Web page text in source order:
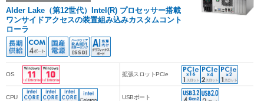
Alder Lake（第12世代）Intel(R) プロセッサー搭載
ワンサイドアクセスの装置組み込みカスタムコント
ローラ
OS 拡張スロットPCIe
CPU USBポート